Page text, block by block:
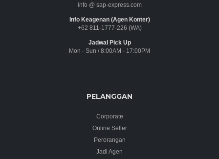
info @ sap-express.com
Info Keagenan (Agen Konter)
+62 811-1777-226 (WA)
Jadwal Pick Up
Mon - Sun / 8:00AM - 17:00PM
PELANGGAN
Corporate
Online Seller
Perorangan
Jadi Agen